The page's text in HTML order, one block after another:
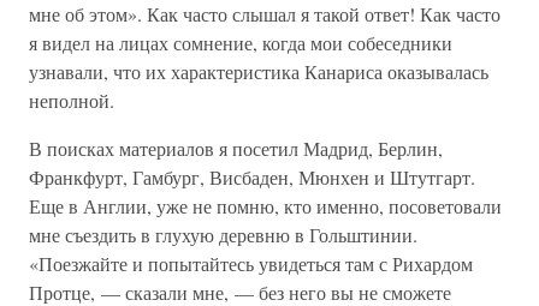
мне об этом». Как часто слышал я такой ответ! Как часто
я видел на лицах сомнение, когда мои собеседники
узнавали, что их характеристика Канариса оказывалась
неполной.
В поисках материалов я посетил Мадрид, Берлин,
Франкфурт, Гамбург, Висбаден, Мюнхен и Штутгарт.
Еще в Англии, уже не помню, кто именно, посоветовали
мне съездить в глухую деревню в Гольштинии.
«Поезжайте и попытайтесь увидеться там с Рихардом
Протце, — сказали мне, — без него вы не сможете